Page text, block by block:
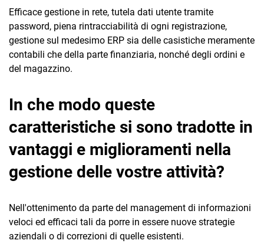
Efficace gestione in rete, tutela dati utente tramite
password, piena rintracciabilità di ogni registrazione,
gestione sul medesimo ERP sia delle casistiche meramente
contabili che della parte finanziaria, nonché degli ordini e
del magazzino.
In che modo queste
caratteristiche si sono tradotte in
vantaggi e miglioramenti nella
gestione delle vostre attività?
Nell'ottenimento da parte del management di informazioni
veloci ed efficaci tali da porre in essere nuove strategie
aziendali o di correzioni di quelle esistenti.